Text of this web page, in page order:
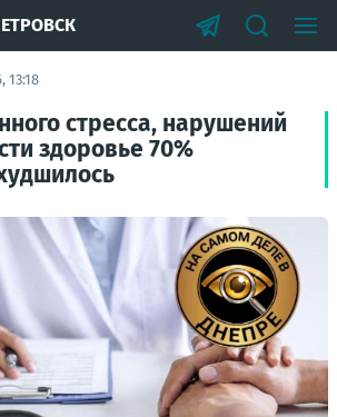
13:18
стресса, нарушений
здоровье 70%